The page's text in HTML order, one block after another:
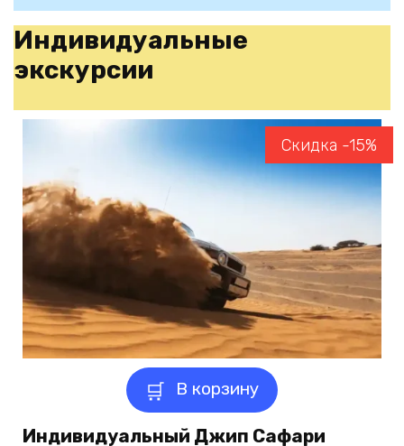
Составляла
$75,00.
$50,00.
Индивидуальные
экскурсии
В корзину
Скидка -15%
Индивидуальный Джип Сафари